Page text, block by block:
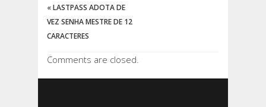
«LASTPASS ADOTA DE
VEZ SENHA MESTRE DE 12
CARACTERES
Comments are closed.